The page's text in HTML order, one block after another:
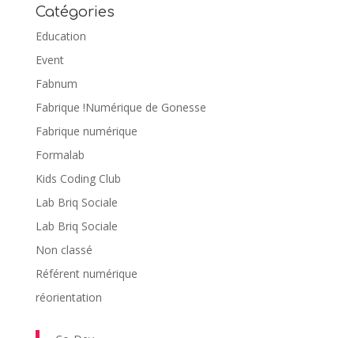
Catégories
Education
Event
Fabnum
Fabrique !Numérique de Gonesse
Fabrique numérique
Formalab
Kids Coding Club
Lab Briq Sociale
Lab Briq Sociale
Non classé
Référent numérique
réorientation